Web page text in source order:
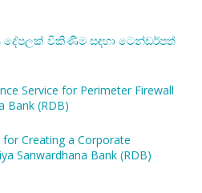
දේපලක් විකිණීම සඳහා ටෙන්ඩර්පත්
Service for Perimeter Firewall
Bank (RDB)
for Creating a Corporate
Sanwardhana Bank (RDB)